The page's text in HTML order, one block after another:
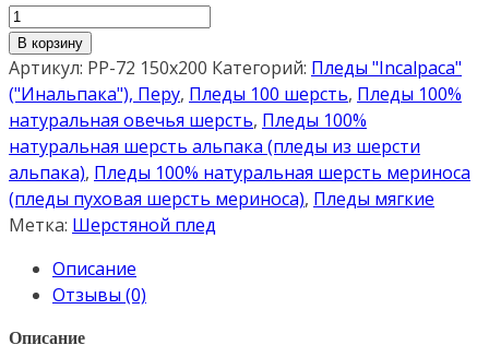
Количество
товара
Шерстяной
плед
с
кистями
"Incalpaca
PP-
72"
Плед
55%
шерсть
В корзину
Артикул: PP-72 150х200 Категорий: Пледы "Incalpaca"
("Инальпака"), Перу, Пледы 100 шерсть, Пледы 100%
натуральная овечья шерсть, Пледы 100%
натуральная шерсть альпака (пледы из шерсти
альпака), Пледы 100% натуральная шерсть мериноса
(пледы пуховая шерсть мериноса), Пледы мягкие
Метка: Шерстяной плед
Описание
Отзывы (0)
Описание